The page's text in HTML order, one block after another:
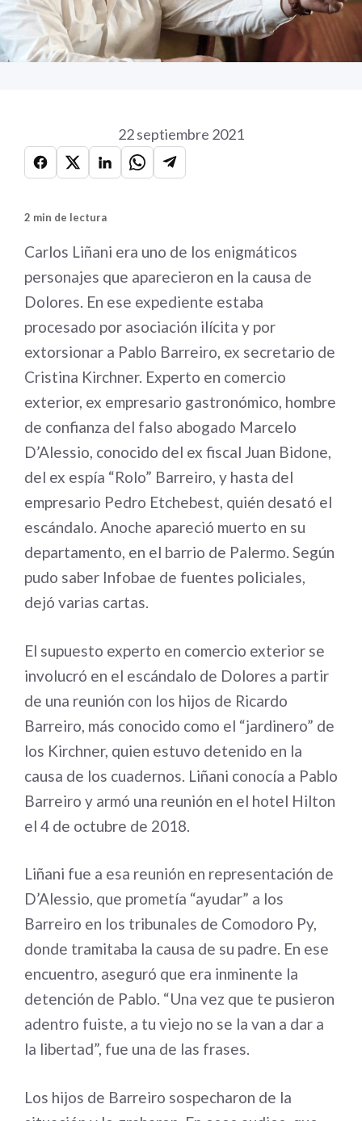
22 septiembre 2021
2 min de lectura
Carlos Liñani era uno de los enigmáticos
personajes que aparecieron en la causa de
Dolores. En ese expediente estaba
procesado por asociación ilícita y por
extorsionar a Pablo Barreiro, ex secretario de
Cristina Kirchner. Experto en comercio
exterior, ex empresario gastronómico, hombre
de confianza del falso abogado Marcelo
D’Alessio, conocido del ex fiscal Juan Bidone,
del ex espía “Rolo” Barreiro, y hasta del
empresario Pedro Etchebest, quién desató el
escándalo. Anoche apareció muerto en su
departamento, en el barrio de Palermo. Según
pudo saber Infobae de fuentes policiales,
dejó varias cartas.
El supuesto experto en comercio exterior se
involucró en el escándalo de Dolores a partir
de una reunión con los hijos de Ricardo
Barreiro, más conocido como el “jardinero” de
los Kirchner, quien estuvo detenido en la
causa de los cuadernos. Liñani conocía a Pablo
Barreiro y armó una reunión en el hotel Hilton
el 4 de octubre de 2018.
Liñani fue a esa reunión en representación de
D’Alessio, que prometía “ayudar” a los
Barreiro en los tribunales de Comodoro Py,
donde tramitaba la causa de su padre. En ese
encuentro, aseguró que era inminente la
detención de Pablo. “Una vez que te pusieron
adentro fuiste, a tu viejo no se la van a dar a
la libertad”, fue una de las frases.
Los hijos de Barreiro sospecharon de la